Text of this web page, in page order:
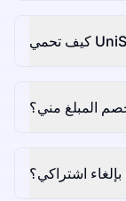
المبلغ مني؟
اشتراكي؟